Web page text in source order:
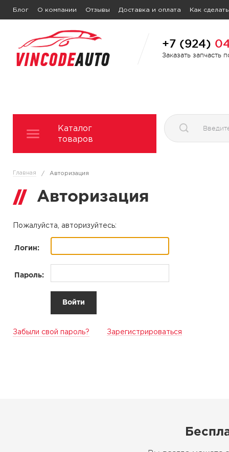
Блог О компании Отзывы Доставка и оплата Как
+7 (924)
Заказать запчасть
Каталог
товаров
Главная / Авторизация
Авторизация
Пожалуйста, авторизуйтесь:
Логин:
Пароль:
Забыли свой пароль? Зарегистрироваться